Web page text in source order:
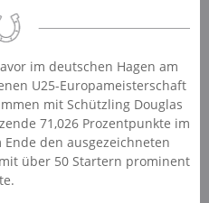
im deutschen Hagen am
U25-Europameisterschaft
mit Schützling Douglas
71,026 Prozentpunkte im
den ausgezeichneten
über 50 Startern prominent